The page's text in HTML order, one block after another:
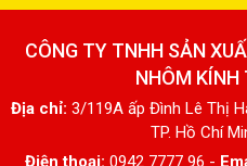
CÔNG TY TNHH SẢN
NHÔM KÍNH
Địa chỉ: 3/119A ấp Đình Lê Thị
TP. Hồ Chí
Điện thoại: 0942 7777 96 -